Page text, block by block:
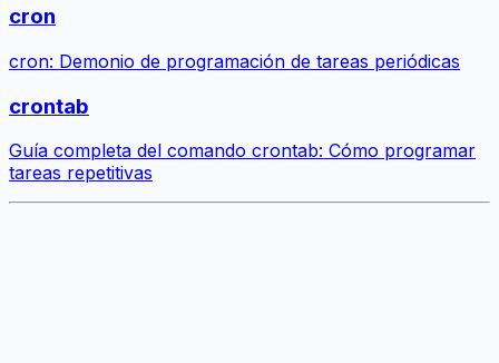
cron
cron: Demonio de programación de tareas periódicas
crontab
Guía completa del comando crontab: Cómo programar
tareas repetitivas